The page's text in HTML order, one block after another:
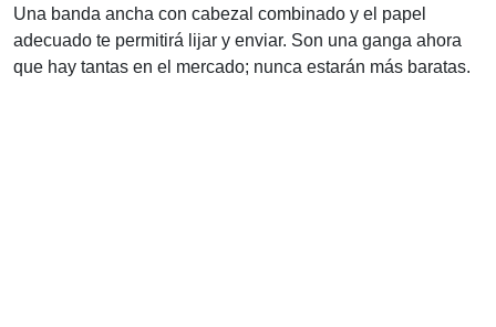
Una banda ancha con cabezal combinado y el papel
adecuado te permitirá lijar y enviar. Son una ganga ahora
que hay tantas en el mercado; nunca estarán más baratas.